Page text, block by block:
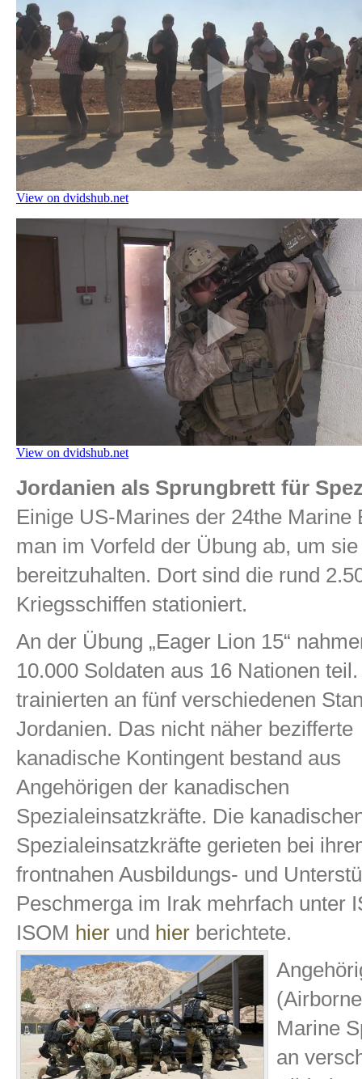
Jordanien als Sprungbrett für
Einige US-Marines der 24the
man im Vorfeld der Übung ab, um
bereitzuhalten. Dort sind die rund
Kriegsschiffen stationiert.
An der Übung „Eager Lion 15“
10.000 Soldaten aus 16 Nationen
trainierten an fünf verschiedenen
Jordanien. Das nicht näher bezifferte
kanadische Kontingent bestand aus
Angehörigen der kanadischen
Spezialeinsatzkräfte. Die
Spezialeinsatzkräfte gerieten bei
frontnahen Ausbildungs- und
Peschmerga im Irak mehrfach unter
ISOM hier und hier berichtete.
Marine
an